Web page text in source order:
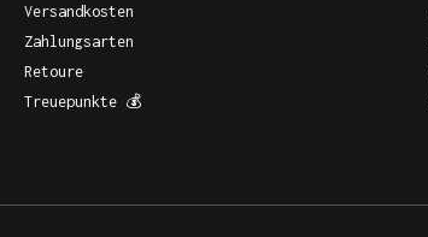
Versandkosten
Zahlungsarten
Retoure
Treuepunkte 💰